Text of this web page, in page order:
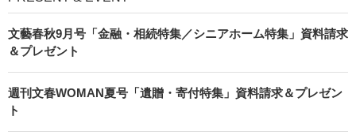
文藝春秋9月号「金融・相続特集／シニアホーム特集」資料請求
＆プレゼント
週刊文春WOMAN夏号「遺贈・寄付特集」資料請求＆プレゼン
ト